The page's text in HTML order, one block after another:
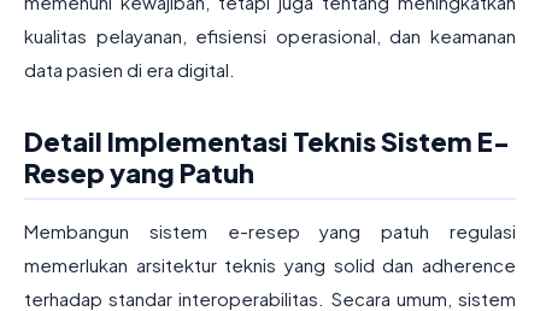
kualitas pelayanan, efisiensi operasional, dan keamanan
data pasien di era digital.
Detail Implementasi Teknis Sistem E-
Resep yang Patuh
Membangun sistem e-resep yang patuh regulasi
memerlukan arsitektur teknis yang solid dan adherence
terhadap standar interoperabilitas. Secara umum, sistem